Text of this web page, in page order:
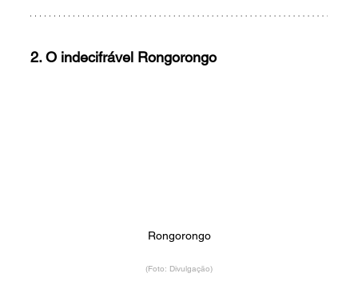
2. O indecifrável Rongorongo
Rongorongo
(Foto: Divulgação)